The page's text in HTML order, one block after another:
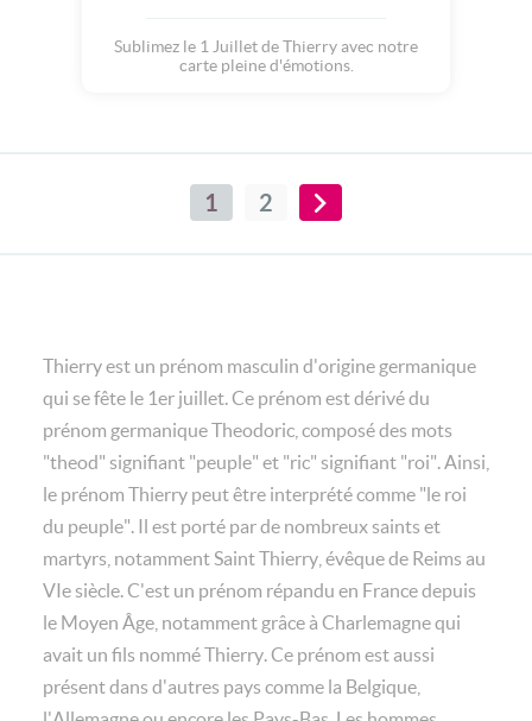
Sublimez le 1 Juillet de Thierry avec notre
carte pleine d'émotions.
1 2
Thierry est un prénom masculin d'origine germanique
qui se fête le 1er juillet. Ce prénom est dérivé du
prénom germanique Theodoric, composé des mots
"theod" signifiant "peuple" et "ric" signifiant "roi". Ainsi,
le prénom Thierry peut être interprété comme "le roi
du peuple". Il est porté par de nombreux saints et
martyrs, notamment Saint Thierry, évêque de Reims au
VIe siècle. C'est un prénom répandu en France depuis
le Moyen Âge, notamment grâce à Charlemagne qui
avait un fils nommé Thierry. Ce prénom est aussi
présent dans d'autres pays comme la Belgique,